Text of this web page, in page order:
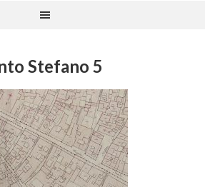
Stefano 5